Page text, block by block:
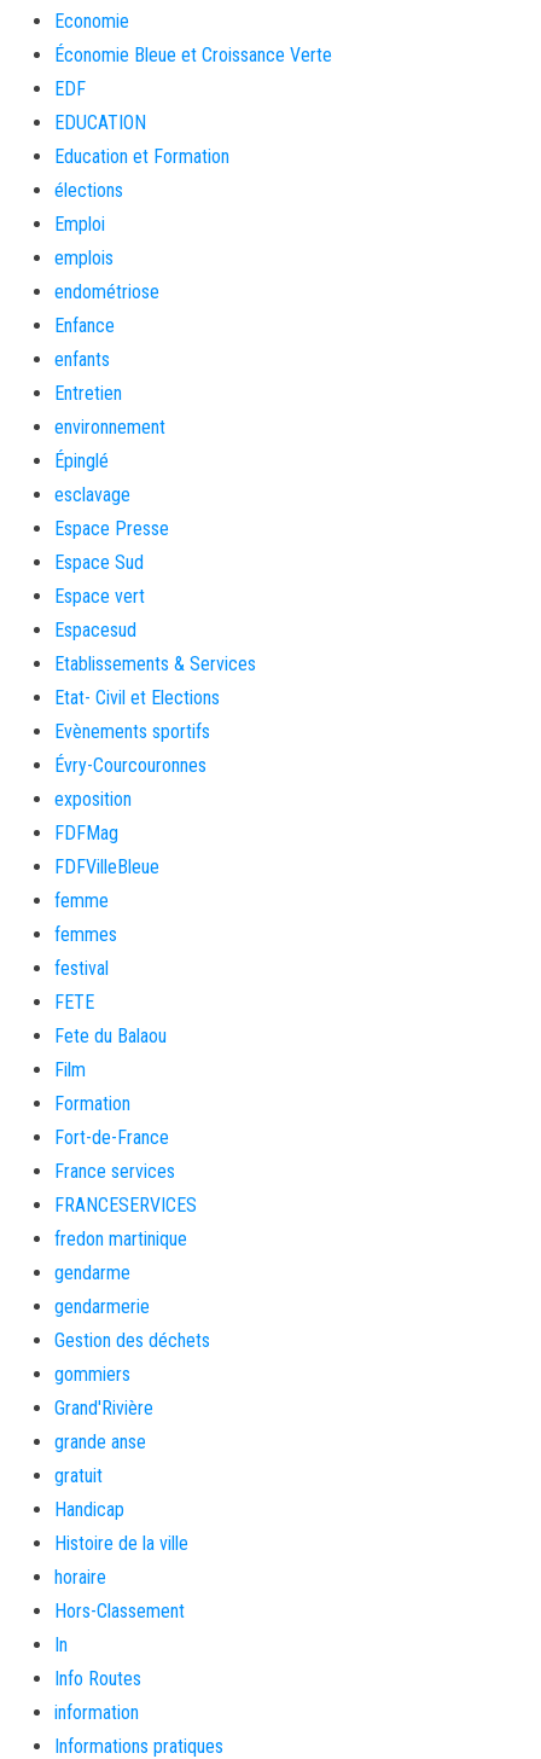
Economie
Économie Bleue et Croissance Verte
EDF
EDUCATION
Education et Formation
élections
Emploi
emplois
endométriose
Enfance
enfants
Entretien
environnement
Épinglé
esclavage
Espace Presse
Espace Sud
Espace vert
Espacesud
Etablissements & Services
Etat- Civil et Elections
Evènements sportifs
Évry-Courcouronnes
exposition
FDFMag
FDFVilleBleue
femme
femmes
festival
FETE
Fete du Balaou
Film
Formation
Fort-de-France
France services
FRANCESERVICES
fredon martinique
gendarme
gendarmerie
Gestion des déchets
gommiers
Grand'Rivière
grande anse
gratuit
Handicap
Histoire de la ville
horaire
Hors-Classement
In
Info Routes
information
Informations pratiques